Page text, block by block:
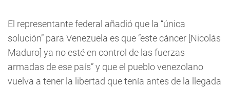
El representante federal añadió que la “única
solución” para Venezuela es que “este cáncer [Nicolás
Maduro] ya no esté en control de las fuerzas
armadas de ese país” y que el pueblo venezolano
vuelva a tener la libertad que tenía antes de la llegada